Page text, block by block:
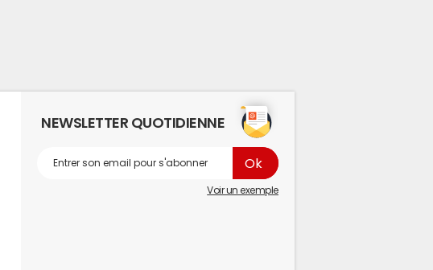
NEWSLETTER QUOTIDIENNE
Voir un exemple